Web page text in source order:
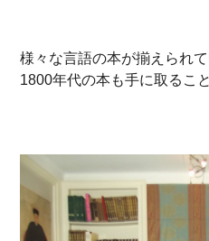
様々な言語の本が揃えられ
1800年代の本も手に取るこ